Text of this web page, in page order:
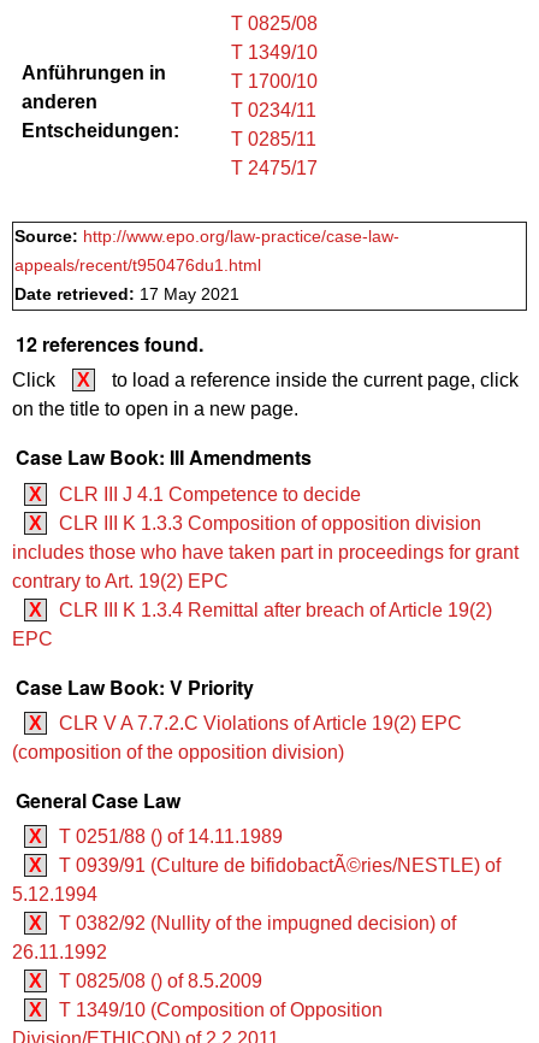
Anführungen in
anderen
Entscheidungen:
T 0825/08
T 1349/10
T 1700/10
T 0234/11
T 0285/11
T 2475/17
Source: http://www.epo.org/law-practice/case-law-
appeals/recent/t950476du1.html
Date retrieved: 17 May 2021
12 references found.
Click X
to load a reference inside the current page, click
on the title to open in a new page.
Case Law Book: III Amendments
X
CLR III J 4.1 Competence to decide
X
CLR III K 1.3.3 Composition of opposition division
includes those who have taken part in proceedings for grant
contrary to Art. 19(2) EPC
X
CLR III K 1.3.4 Remittal after breach of Article 19(2)
EPC
Case Law Book: V Priority
X
CLR V A 7.7.2.C Violations of Article 19(2) EPC
(composition of the opposition division)
General Case Law
X
T 0251/88 () of 14.11.1989
X
T 0939/91 (Culture de bifidobactÃ©ries/NESTLE) of
5.12.1994
X
T 0382/92 (Nullity of the impugned decision) of
26.11.1992
X
T 0825/08 () of 8.5.2009
X
T 1349/10 (Composition of Opposition